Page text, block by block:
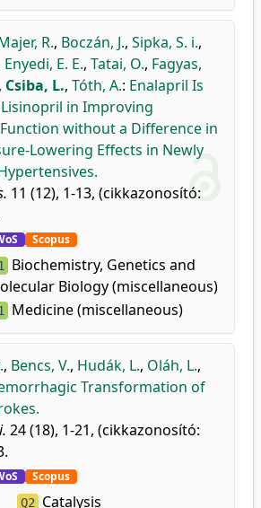
R., Boczán, J., Sipka, S. i.,
Enyedi, E. E., Tatai, O., Fagyas,
, Csiba, L., Tóth, A.: Enalapril Is
in Improving
without a Difference in
Lowering Effects in Newly
11 (12), 1-13, (cikkazonosító:
Scopus
Biochemistry, Genetics and
Biology (miscellaneous)
Medicine (miscellaneous)
, Bencs, V., Hudák, L., Oláh, L.,
Transformation of
24 (18), 1-21, (cikkazonosító:
Scopus
Q2 Catalysis